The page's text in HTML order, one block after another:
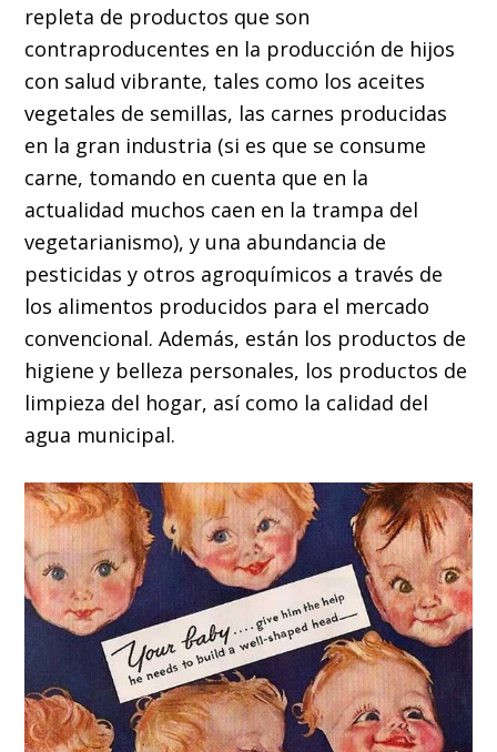
repleta de productos que son
contraproducentes en la producción de hijos
con salud vibrante, tales como los aceites
vegetales de semillas, las carnes producidas
en la gran industria (si es que se consume
carne, tomando en cuenta que en la
actualidad muchos caen en la trampa del
vegetarianismo), y una abundancia de
pesticidas y otros agroquímicos a través de
los alimentos producidos para el mercado
convencional. Además, están los productos de
higiene y belleza personales, los productos de
limpieza del hogar, así como la calidad del
agua municipal.